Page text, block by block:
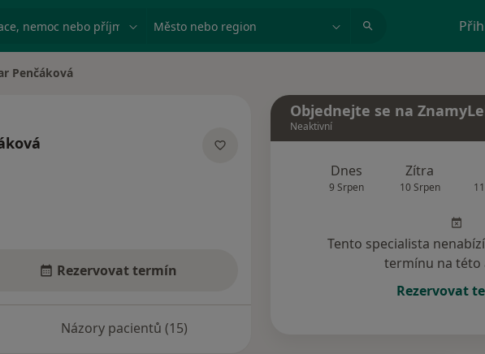
nemoc nebo příjmení Město nebo region
Penčáková
Rezervovat termín
Názory pacientů (15)
Objednejte se na
Neaktivní
Dnes
9 Srpen
Zítra
10 Srpen
Tento specialista
termínu na této
Rezervovat